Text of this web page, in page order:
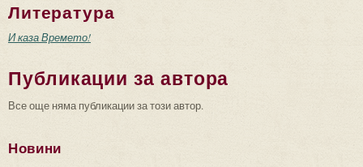
Литература
И каза Времето!
Публикации за автора
Все още няма публикации за този автор.
Новини